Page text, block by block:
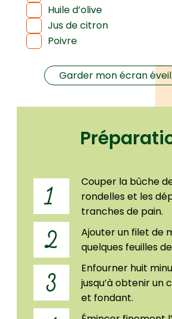
Huile d’olive
Jus de citron
Poivre
Garder mon écran
1
Couper la bûche
rondelles et les
tranches de pain.
2
Ajouter un filet de
quelques feuilles
3
Enfourner huit
jusqu’à obtenir un
et fondant.